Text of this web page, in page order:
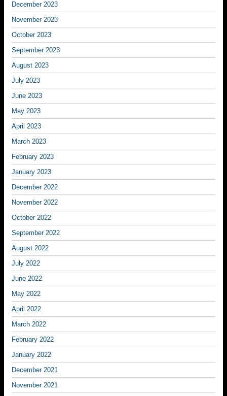
December 2023
November 2023
October 2023
September 2023
August 2023
July 2023
June 2023
May 2023
April 2023
March 2023
February 2023
January 2023
December 2022
November 2022
October 2022
September 2022
August 2022
July 2022
June 2022
May 2022
April 2022
March 2022
February 2022
January 2022
December 2021
November 2021